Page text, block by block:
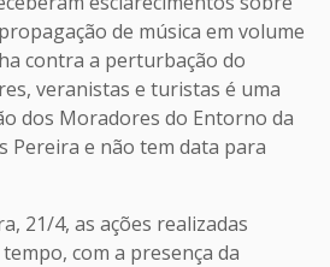
de música em volume
contra a perturbação do
veranistas e turistas é uma
dos Moradores do Entorno da
Pereira e não tem data para
21/4, as ações realizadas
com a presença da